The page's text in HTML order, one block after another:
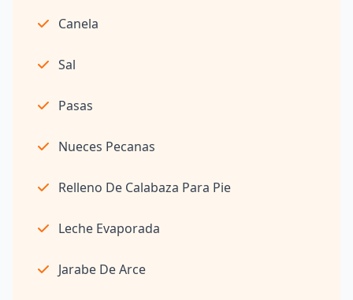
Canela
Sal
Pasas
Nueces Pecanas
Relleno De Calabaza Para Pie
Leche Evaporada
Jarabe De Arce